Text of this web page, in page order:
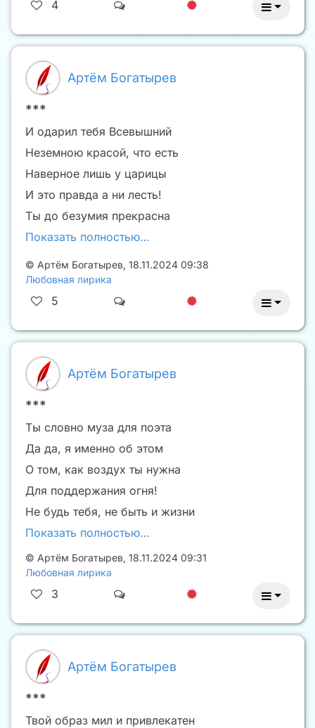
4
Артём Богатырев
***
И одарил тебя Всевышний
Неземною красой, что есть
Наверное лишь у царицы
И это правда а ни лесть!
Ты до безумия прекрасна
Показать полностью…
© Артём Богатырев, 18.11.2024 09:38
Любовная лирика
5
Артём Богатырев
***
Ты словно муза для поэта
Да да, я именно об этом
О том, как воздух ты нужна
Для поддержания огня!
Не будь тебя, не быть и жизни
Показать полностью…
© Артём Богатырев, 18.11.2024 09:31
Любовная лирика
3
Артём Богатырев
***
Твой образ мил и привлекатен